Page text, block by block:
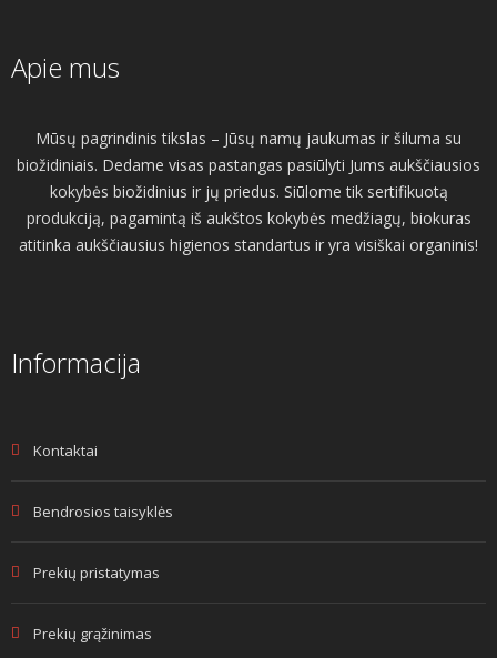
Apie mus
Mūsų pagrindinis tikslas – Jūsų namų jaukumas ir šiluma su
biožidiniais. Dedame visas pastangas pasiūlyti Jums aukščiausios
kokybės biožidinius ir jų priedus. Siūlome tik sertifikuotą
produkciją, pagamintą iš aukštos kokybės medžiagų, biokuras
atitinka aukščiausius higienos standartus ir yra visiškai organinis!
Informacija
Kontaktai
Bendrosios taisyklės
Prekių pristatymas
Prekių grąžinimas